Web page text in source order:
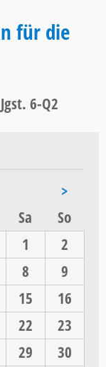
für die
6-Q2
>
Samstag
Sonntag
1
2
8
9
15
16
22
23
29
30